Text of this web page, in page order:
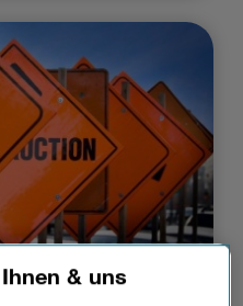
& uns